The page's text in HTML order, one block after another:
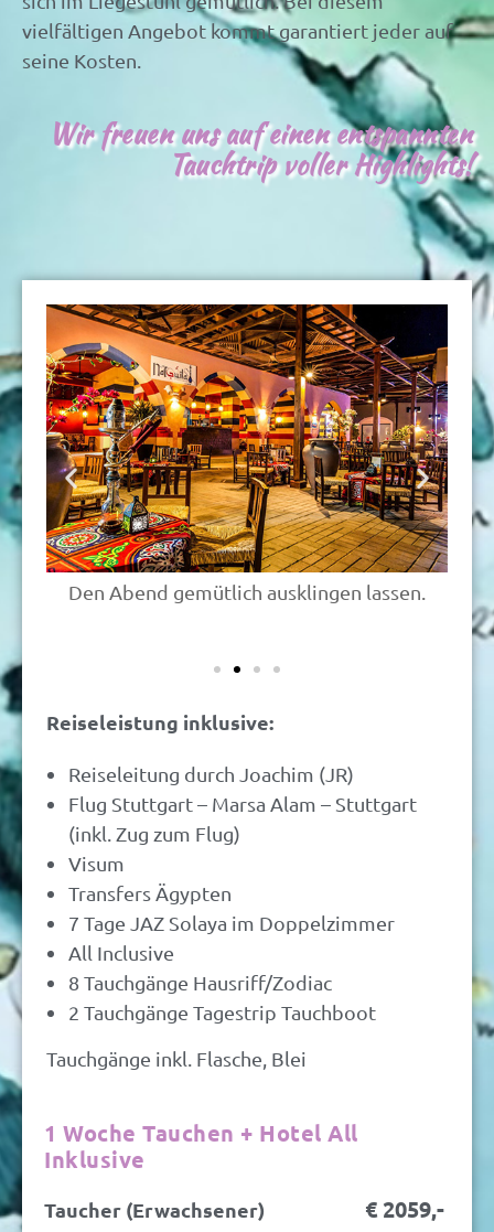
vielfältigen Angebot kommt garantiert jeder auf
seine Kosten.
Wir freuen uns auf einen entspannten
Tauchtrip voller Highlights!
Den Abend gemütlich ausklingen lassen.
Reiseleistung inklusive:
Reiseleitung durch Joachim (JR)
Flug Stuttgart – Marsa Alam – Stuttgart
(inkl. Zug zum Flug)
Visum
Transfers Ägypten
7 Tage JAZ Solaya im Doppelzimmer
All Inclusive
8 Tauchgänge Hausriff/Zodiac
2 Tauchgänge Tagestrip Tauchboot
Tauchgänge inkl. Flasche, Blei
1 Woche Tauchen + Hotel All
Inklusive
Taucher (Erwachsener) € 2059,-